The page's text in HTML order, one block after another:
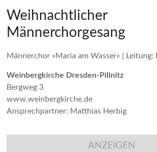
Weihnachtlicher
Männerchorgesang
Männerchor »Maria am Wasser« |
Weinbergkirche Dresden-Pillnitz
Bergweg 3
www.weinbergkirche.de
Ansprechpartner: Matthias Herbig
ANZEIGEN